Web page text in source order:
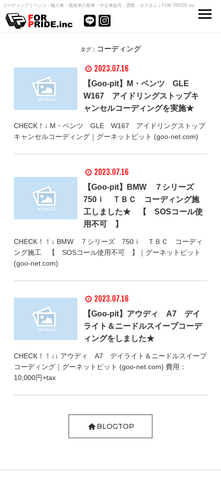
コーディング | ベンツ・輸入車・国産車の新車・中古車販売・買取・カスタム｜FOR PRIDE.inc
タグ： コーディング
2023.07.16
【Goo-pit】M・ベンツ GLE
W167 アイドリングストップキ
ャンセルコーディングを実施★
CHECK！↓ M・ベンツ GLE W167 アイドリングストップ
キャンセルコーディング｜グーネットピット (goo-net.com)
2023.07.16
【Goo-pit】BMW ７シリーズ
750ｉ ＴＢＣ コーディング施
工しました★ 【 SOSコール使
用不可 】
CHECK！！↓ BMW ７シリーズ 750ｉ ＴＢＣ コーディ
ング施工 【 SOSコール使用不可 】｜グーネットピット
(goo-net.com)
2023.07.16
【Goo-pit】アウディ A7 デイ
ライト＆ニードルスイープコーデ
ィングをしました★
CHECK！！↓↓ アウディ A7 デイライト＆ニードルスイープ
コーディング｜グーネットピット (goo-net.com) 費用：
10,000円+tax
BLOGTOP